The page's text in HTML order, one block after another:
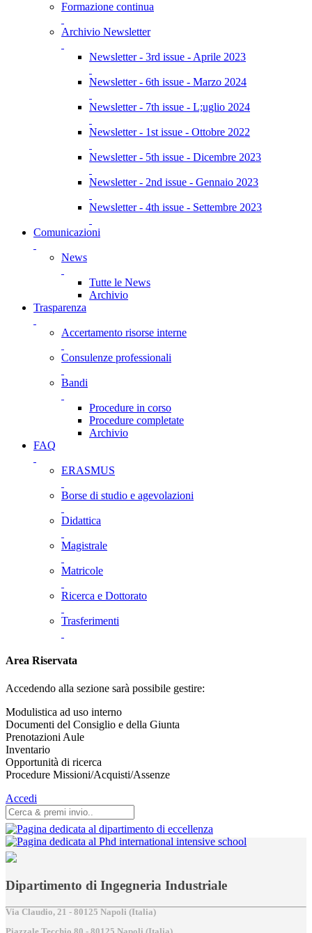
Formazione continua
Archivio Newsletter
Newsletter - 3rd issue - Aprile 2023
Newsletter - 6th issue - Marzo 2024
Newsletter - 7th issue - L;uglio 2024
Newsletter - 1st issue - Ottobre 2022
Newsletter - 5th issue - Dicembre 2023
Newsletter - 2nd issue - Gennaio 2023
Newsletter - 4th issue - Settembre 2023
Comunicazioni
News
Tutte le News
Archivio
Trasparenza
Accertamento risorse interne
Consulenze professionali
Bandi
Procedure in corso
Procedure completate
Archivio
FAQ
ERASMUS
Borse di studio e agevolazioni
Didattica
Magistrale
Matricole
Ricerca e Dottorato
Trasferimenti
Area Riservata
Accedendo alla sezione sarà possibile gestire:
Modulistica ad uso interno
Documenti del Consiglio e della Giunta
Prenotazioni Aule
Inventario
Opportunità di ricerca
Procedure Missioni/Acquisti/Assenze
Accedi
Dipartimento di Ingegneria Industriale
Via Claudio, 21 - 80125 Napoli (Italia)